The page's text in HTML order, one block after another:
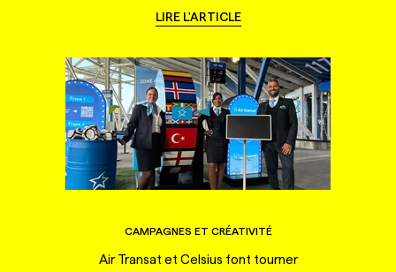
LIRE L'ARTICLE
CAMPAGNES ET CRÉATIVITÉ
Air Transat et Celsius font tourner